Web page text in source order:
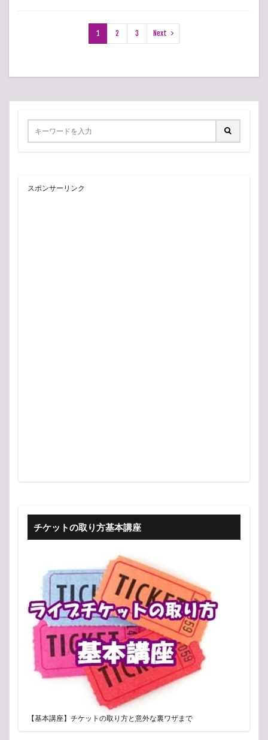
1 2 3 Next
スポンサーリンク
チケットの取り方基本講座
【基本講座】チケットの取り方と意外な裏ワザまで